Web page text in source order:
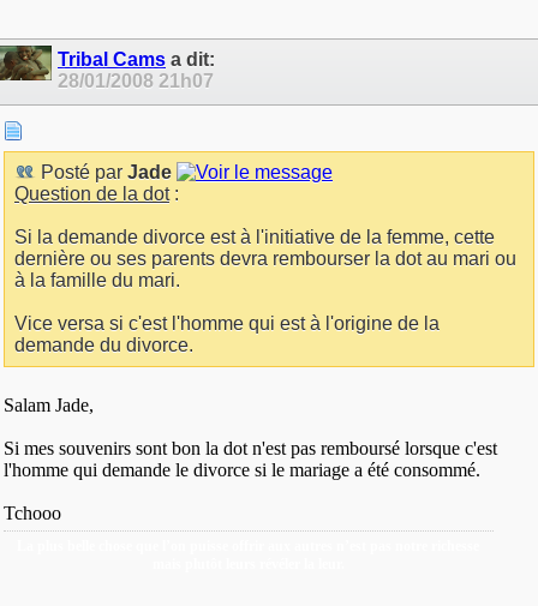
Tribal Cams a dit:
28/01/2008 21h07
Posté par Jade
Question de la dot:
Si la demande divorce est à l'initiative de la femme, cette
dernière ou ses parents devra rembourser la dot au mari ou
à la famille du mari.
Vice versa si c'est l'homme qui est à l'origine de la
demande du divorce.
Salam Jade,
Si mes souvenirs sont bon la dot n'est pas remboursé lorsque c'est
l'homme qui demande le divorce si le mariage a été consommé.
Tchooo